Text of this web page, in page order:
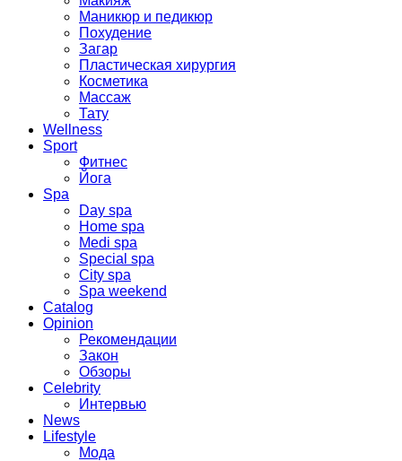
Маникюр и педикюр
Похудение
Загар
Пластическая хирургия
Косметика
Массаж
Тату
Wellness
Sport
Фитнес
Йога
Spa
Day spa
Home spa
Medi spa
Special spa
City spa
Spa weekend
Catalog
Opinion
Рекомендации
Закон
Обзоры
Celebrity
Интервью
News
Lifestyle
Мода